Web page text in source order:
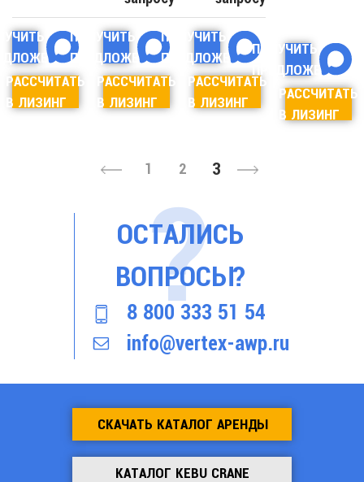
РАССЧИТАТЬ
В ЛИЗИНГ
ПОЛУЧИТЬ
ПРЕДЛОЖЕНИЕ
РАССЧИТАТЬ
В ЛИЗИНГ
ПОЛУЧИТЬ
ПРЕДЛОЖЕНИЕ
РАССЧИТАТЬ
В ЛИЗИНГ
ПОЛУЧИТЬ
ПРЕДЛОЖЕНИЕ
РАССЧИТАТЬ
В ЛИЗИНГ
1 2 3
ОСТАЛИСЬ
ВОПРОСЫ?
8 800 333 51 54
info@vertex-awp.ru
СКАЧАТЬ КАТАЛОГ АРЕНДЫ
КАТАЛОГ KEBU CRANE